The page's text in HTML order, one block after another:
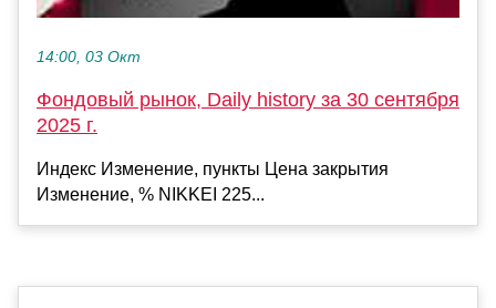
14:00, 03 Окт
Фондовый рынок, Daily history за 30 сентября
2025 г.
Индекс Изменение, пункты Цена закрытия
Изменение, % NIKKEI 225...